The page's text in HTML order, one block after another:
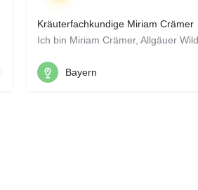
Kräuterfachkundige Miriam Crämer
Kleinwolfersdorf 9, 85405 Nandlstadt
Bayern